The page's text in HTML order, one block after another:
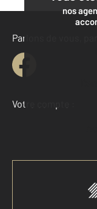
nos
Parlons de vous,
Votre compte :